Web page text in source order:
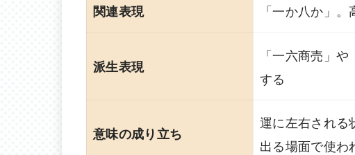
関連表現 「一か八か」
派生表現
「一六商売」
する
意味の成り立ち
運に左右される
出る場面で使わ